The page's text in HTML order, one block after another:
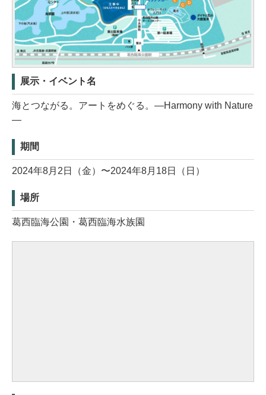
展示・イベント名
海とつながる。アートをめぐる。—Harmony with Nature
—
期間
2024年8月2日（金）〜2024年8月18日（日）
場所
葛西臨海公園・葛西臨海水族園